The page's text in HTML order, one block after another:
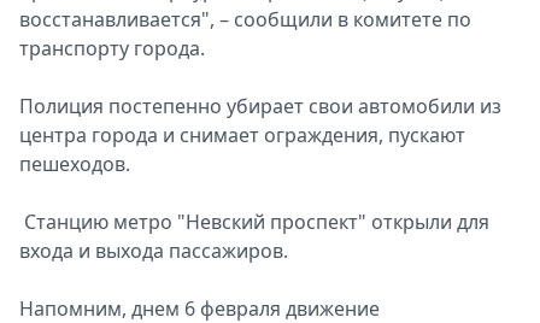
восстанавливается", – сообщили в комитете по
транспорту города.
Полиция постепенно убирает свои автомобили из
центра города и снимает ограждения, пускают
пешеходов.
Станцию метро "Невский проспект" открыли для
входа и выхода пассажиров.
Напомним, днем 6 февраля движение